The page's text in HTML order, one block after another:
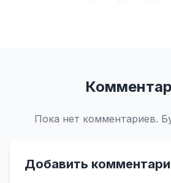
Пока нет комментариев.
Добавить